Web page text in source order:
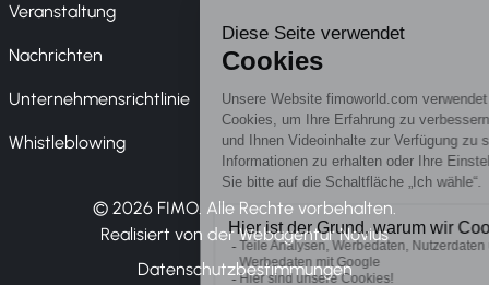
Veranstaltung
Nachrichten
Unternehmensrichtlinie
Whistleblowing
© 2026 FIMO. Alle Rechte vorbehalten.
Realisiert von der Webagentur Novius
Datenschutzbestimmungen